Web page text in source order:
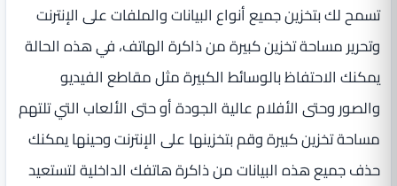
تسمح لك بتخزين جميع أنواع البيانات والملفات على الإنترنت
وتحرير مساحة تخزين كبيرة من ذاكرة الهاتف، في هذه الحالة
يمكنك الاحتفاظ بالوسائط الكبيرة مثل مقاطع الفيديو
والصور وحتى الأفلام عالية الجودة أو حتى الألعاب التي تلتهم
مساحة تخزين كبيرة وقم بتخزينها على الإنترنت وحينها يمكنك
حذف جميع هذه البيانات من ذاكرة هاتفك الداخلية لتستعيد